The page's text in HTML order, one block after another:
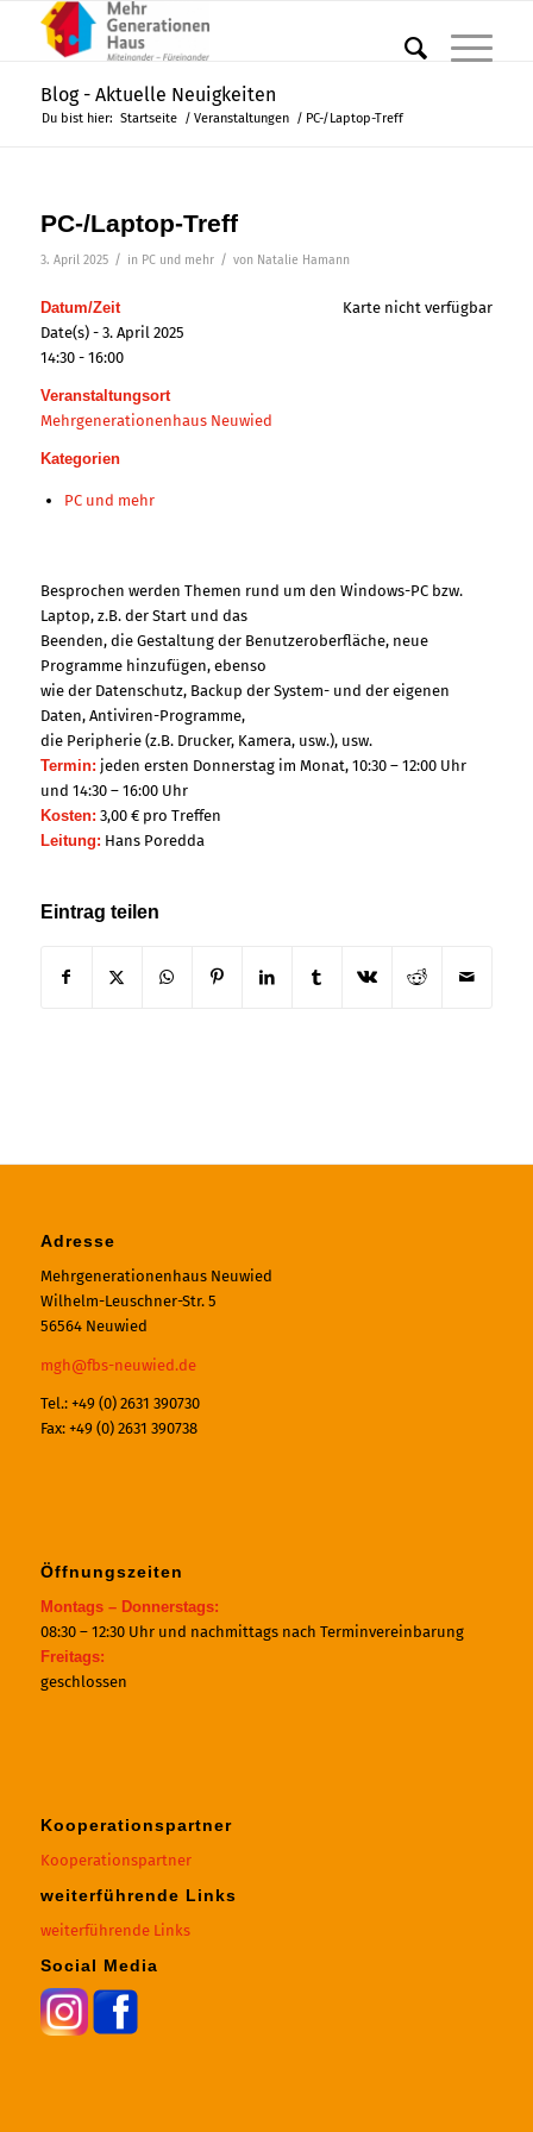
Blog - Aktuelle Neuigkeiten
Du bist hier: Startseite / Veranstaltungen / PC-/Laptop-Treff
PC-/Laptop-Treff
3. April 2025 / in PC und mehr / von Natalie Hamann
Karte nicht verfügbar
Datum/Zeit
Date(s) - 3. April 2025
14:30 - 16:00
Veranstaltungsort
Mehrgenerationenhaus Neuwied
Kategorien
PC und mehr
Besprochen werden Themen rund um den Windows-PC bzw.
Laptop, z.B. der Start und das
Beenden, die Gestaltung der Benutzeroberfläche, neue
Programme hinzufügen, ebenso
wie der Datenschutz, Backup der System- und der eigenen
Daten, Antiviren-Programme,
die Peripherie (z.B. Drucker, Kamera, usw.), usw.
Termin: jeden ersten Donnerstag im Monat, 10:30 – 12:00 Uhr
und 14:30 – 16:00 Uhr
Kosten: 3,00 € pro Treffen
Leitung: Hans Poredda
Eintrag teilen
Adresse
Mehrgenerationenhaus Neuwied
Wilhelm-Leuschner-Str. 5
56564 Neuwied
mgh@fbs-neuwied.de
Tel.: +49 (0) 2631 390730
Fax: +49 (0) 2631 390738
Öffnungszeiten
Montags – Donnerstags:
08:30 – 12:30 Uhr und nachmittags nach Terminvereinbarung
Freitags:
geschlossen
Kooperationspartner
Kooperationspartner
weiterführende Links
weiterführende Links
Social Media